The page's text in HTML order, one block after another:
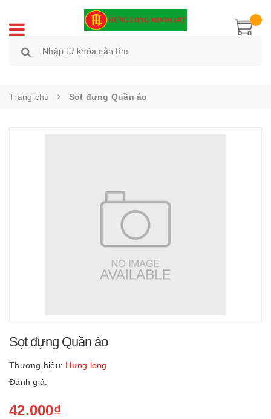
Trang chủ Sọt đựng Quần áo
Sọt đựng Quần áo
Thương hiệu: Hưng long
Đánh giá:
42.000₫